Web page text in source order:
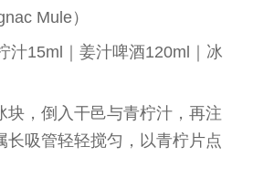
Mule）
汁15ml｜姜汁啤酒120ml｜冰
块，倒入干邑与青柠汁，再注
长吸管轻轻搅匀，以青柠片点